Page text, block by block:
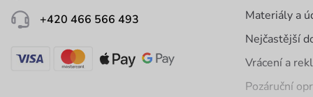
+420 466 566 493
Materiály a
Nejčastější
Vrácení a
Pozáruční